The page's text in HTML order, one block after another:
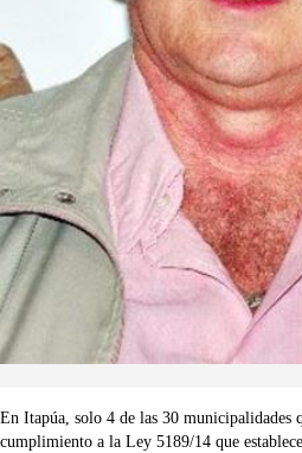
En Itapúa, solo 4 de las 30 municipalidades
cumplimiento a la Ley 5189/14 que